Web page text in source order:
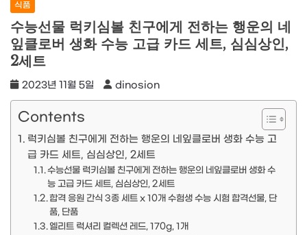
식품
수능선물 럭키심볼 친구에게 전하는 행운의 네
잎클로버 생화 수능 고급 카드 세트, 심심상인,
2세트
2023년 11월 5일 dinosion
Contents
럭키심볼 친구에게 전하는 행운의 네잎클로버 생화 수능 고
급 카드 세트, 심심상인, 2세트
수능선물 럭키심볼 친구에게 전하는 행운의 네잎클로버 생화 수
능 고급 카드 세트, 심심상인, 2세트
합격 응원 간식 3종 세트 x 10개 수험생 수능 시험 합격선물, 단
품, 단품
엘리트 럭셔리 컬렉션 레드, 170g, 1개